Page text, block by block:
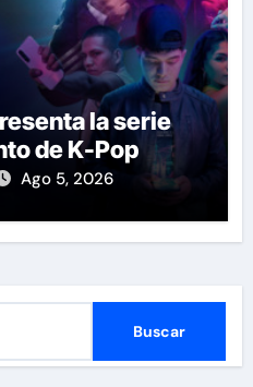
la serie
de K-Pop
Ago 5, 2026